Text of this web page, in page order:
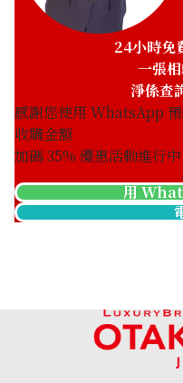
HKD 12,870.62
收購日期: 2025年3月
HKD 20,866.85
收購日期: 2025年12月
24小時免
一張
淨係查
感謝您使用 WhatsApp 預
收購金額
加碼35% 優惠活動進行中
用